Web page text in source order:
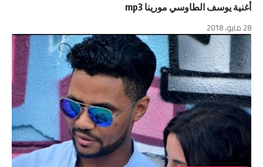
أغنية يوسف الطاوسي مورينا mp3
28 مايو، 2018